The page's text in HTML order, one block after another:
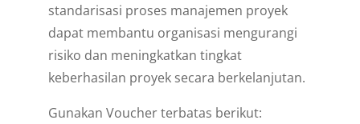
standarisasi proses manajemen proyek
dapat membantu organisasi mengurangi
risiko dan meningkatkan tingkat
keberhasilan proyek secara berkelanjutan.
Gunakan Voucher terbatas berikut: